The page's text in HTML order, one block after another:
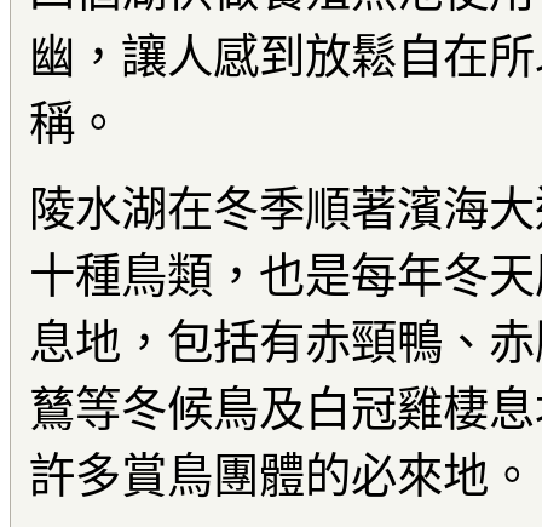
幽，讓人感到放鬆自在
稱。
陵水湖在冬季順著濱海
十種鳥類，也是每年冬
息地，包括有赤頸鴨、
鶿等冬候鳥及白冠雞棲
許多賞鳥團體的必來地。